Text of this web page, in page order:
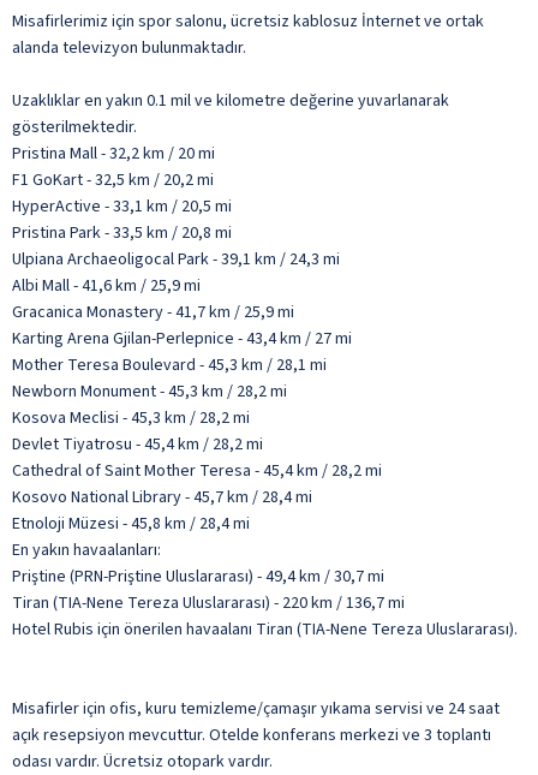
Misafirlerimiz için spor salonu, ücretsiz kablosuz İnternet ve ortak
alanda televizyon bulunmaktadır.
Uzaklıklar en yakın 0.1 mil ve kilometre değerine yuvarlanarak
gösterilmektedir.
Pristina Mall - 32,2 km / 20 mi
F1 GoKart - 32,5 km / 20,2 mi
HyperActive - 33,1 km / 20,5 mi
Pristina Park - 33,5 km / 20,8 mi
Ulpiana Archaeoligocal Park - 39,1 km / 24,3 mi
Albi Mall - 41,6 km / 25,9 mi
Gracanica Monastery - 41,7 km / 25,9 mi
Karting Arena Gjilan-Perlepnice - 43,4 km / 27 mi
Mother Teresa Boulevard - 45,3 km / 28,1 mi
Newborn Monument - 45,3 km / 28,2 mi
Kosova Meclisi - 45,3 km / 28,2 mi
Devlet Tiyatrosu - 45,4 km / 28,2 mi
Cathedral of Saint Mother Teresa - 45,4 km / 28,2 mi
Kosovo National Library - 45,7 km / 28,4 mi
Etnoloji Müzesi - 45,8 km / 28,4 mi
En yakın havaalanları:
Priştine (PRN-Priştine Uluslararası) - 49,4 km / 30,7 mi
Tiran (TIA-Nene Tereza Uluslararası) - 220 km / 136,7 mi
Hotel Rubis için önerilen havaalanı Tiran (TIA-Nene Tereza Uluslararası).
Misafirler için ofis, kuru temizleme/çamaşır yıkama servisi ve 24 saat
açık resepsiyon mevcuttur. Otelde konferans merkezi ve 3 toplantı
odası vardır. Ücretsiz otopark vardır.